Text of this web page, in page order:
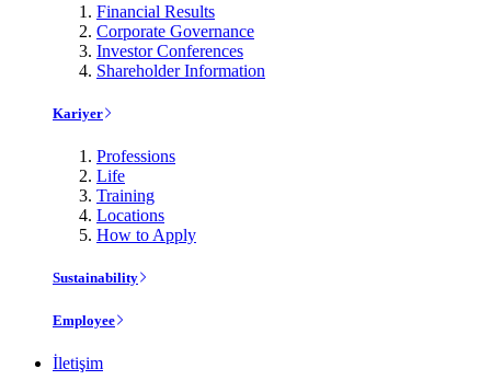
Financial Results
Corporate Governance
Investor Conferences
Shareholder Information
Kariyer
Professions
Life
Training
Locations
How to Apply
Sustainability
Employee
İletişim